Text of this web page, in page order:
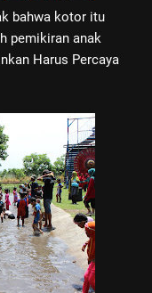
bahwa kotor itu
pemikiran anak
Harus Percaya